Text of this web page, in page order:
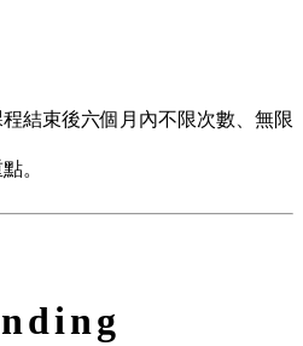
結束後六個月內不限次數、無限
。